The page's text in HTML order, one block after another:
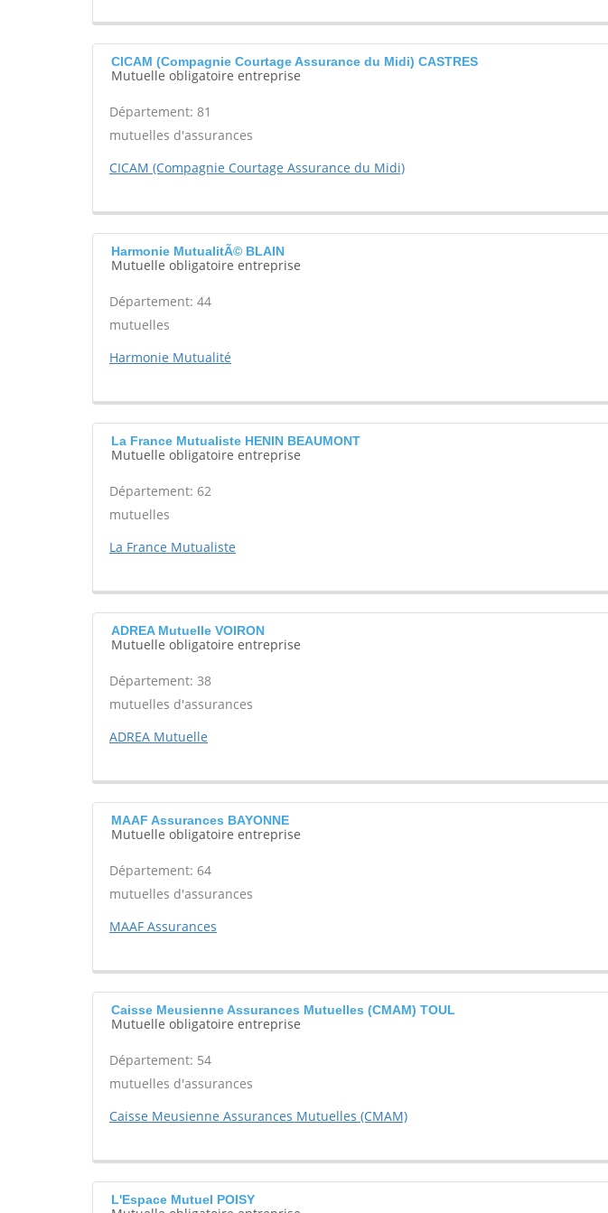
CICAM (Compagnie Courtage Assurance du Midi) CASTRES
Mutuelle obligatoire entreprise
Département: 81
mutuelles d'assurances
CICAM (Compagnie Courtage Assurance du Midi)
Harmonie MutualitÃ© BLAIN
Mutuelle obligatoire entreprise
Département: 44
mutuelles
Harmonie Mutualité
La France Mutualiste HENIN BEAUMONT
Mutuelle obligatoire entreprise
Département: 62
mutuelles
La France Mutualiste
ADREA Mutuelle VOIRON
Mutuelle obligatoire entreprise
Département: 38
mutuelles d'assurances
ADREA Mutuelle
MAAF Assurances BAYONNE
Mutuelle obligatoire entreprise
Département: 64
mutuelles d'assurances
MAAF Assurances
Caisse Meusienne Assurances Mutuelles (CMAM) TOUL
Mutuelle obligatoire entreprise
Département: 54
mutuelles d'assurances
Caisse Meusienne Assurances Mutuelles (CMAM)
L'Espace Mutuel POISY